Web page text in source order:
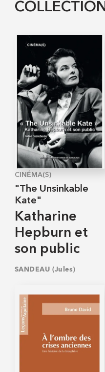
COLLECTION
CINÉMA(S)
"The Unsinkable
Kate"
Katharine
Hepburn et
son public
SANDEAU (Jules)